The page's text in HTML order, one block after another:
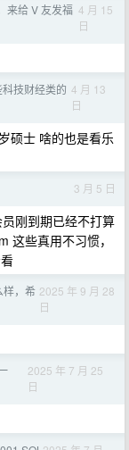
来给 V 友发福 4 月 15
日
技财经类的 4 月 13
日
硕士 啥的也是看乐
3 月 5 日
刚到期已经不打算
这些真用不习惯，
样，希 2025 年 9 月 28
日
2025 年 7 月 25
日